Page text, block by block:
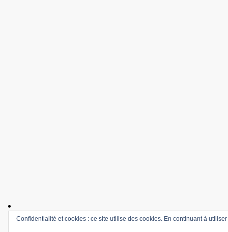
Confidentialité et cookies : ce site utilise des cookies. En continuant à